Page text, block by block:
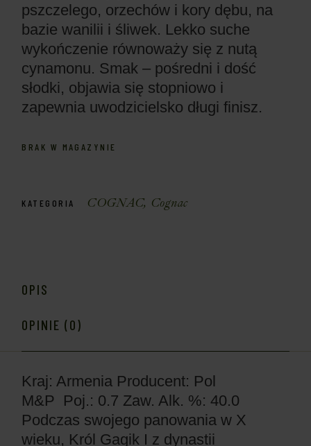
pszczelego, orzechów i kory dębu, na
bazie wanilii i śliwek. Lekko suche
wykończenie równoważy się z nutą
cynamonu. Smak – pośredni i dość
słodki, objawia się stopniowo i
zapewnia uwodzicielsko długi finisz.
BRAK W MAGAZYNIE
KATEGORIA COGNAC, Cognac
OPIS
OPINIE (0)
Kraj: Armenia Producent: Pol
M&P Poj.: 0.7 Zaw. Alk. %: 40.0
Podczas swojego panowania w X
wieku, Król Gagik I z dynastii